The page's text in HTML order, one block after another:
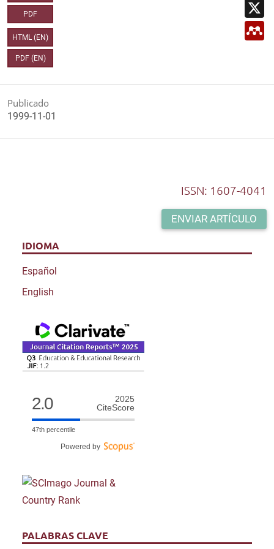
e
PDF
HTML (EN)
PDF (EN)
Publicado
1999-11-01
ISSN: 1607-4041
ENVIAR ARTÍCULO
IDIOMA
Español
English
2.0
2025
CiteScore
47th percentile
Powered by
PALABRAS CLAVE